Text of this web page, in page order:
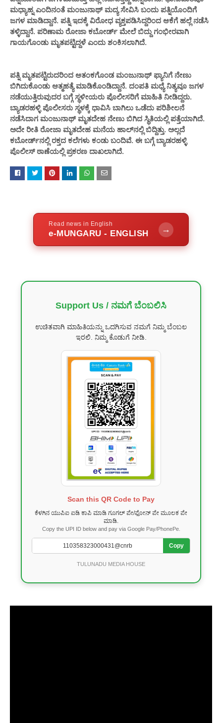
ಮಧ್ಯಾಹ್ನ ಎಂದಿನಂತೆ ಮಂಜುನಾಥ್ ಮದ್ಯ ಸೇವಿಸಿ ಬಂದು ಪತ್ನಿಯೊಂದಿಗೆ
ಜಗಳ ಮಾಡಿದ್ದಾನೆ. ಪತ್ನಿ ಇದಕ್ಕೆ ವಿರೋಧ ವ್ಯಕ್ತಪಡಿಸಿದ್ದರಿಂದ ಆಕೆಗೆ ಹಲ್ಲೆ ನಡೆಸಿ
ತಳ್ಳಿದ್ದಾನೆ‌. ಪರಿಣಾಮ ರೋಜಾ ಕಬೋರ್ಡ್ ಮೇಲೆ ಬಿದ್ದು ಗಂಭೀರವಾಗಿ
ಗಾಯಗೊಂಡು ಮೃತಪಟ್ಟಿದ್ದಳೆ ಎಂದು ಶಂಕಿಸಲಾಗಿದೆ.
ಪತ್ನಿ ಮೃತಪಟ್ಟಿರುದರಿಂದ ಆತಂಕಗೊಂಡ ಮಂಜುನಾಥ್ ಫ್ಯಾನಿಗೆ ನೇಣು
ಬಿಗಿದುಕೊಂಡು ಆತ್ಮಹತ್ಯೆ ಮಾಡಿಕೊಂಡಿದ್ದಾನೆ. ದಂಪತಿ ಮಧ್ಯೆ ನಿತ್ಯವೂ ಜಗಳ
ನಡೆಯುತ್ತಿರುವುದರ ಬಗ್ಗೆ ಸ್ಥಳೀಯರು ಪೊಲೀಸರಿಗೆ ಮಾಹಿತಿ ನೀಡಿದ್ದರು.
ಬ್ಯಾಡರಹಳ್ಳಿ ಪೊಲೀಸರು ಸ್ಥಳಕ್ಕೆ ಧಾವಿಸಿ ಬಾಗಿಲು ಒಡೆದು ಪರಿಶೀಲನೆ
ನಡೆಸಿದಾಗ ಮಂಜುನಾಥ್ ಮೃತದೇಹ ನೇಣು ಬಿಗಿದ ಸ್ಥಿತಿಯಲ್ಲಿ ಪತ್ತೆಯಾಗಿದೆ.
ಅದೇ ರೀತಿ ರೋಜಾ ಮೃತದೇಹ ಮನೆಯ ಹಾಲ್‌ನಲ್ಲಿ ಬಿದ್ದಿತ್ತು. ಅಲ್ಲದೆ
ಕಬೋರ್ಡ್‌ನಲ್ಲಿ ರಕ್ತದ ಕಲೆಗಳು ಕಂಡು ಬಂದಿವೆ. ಈ ಬಗ್ಗೆ ಬ್ಯಾಡರಹಳ್ಳಿ
ಪೊಲೀಸ್ ಠಾಣೆಯಲ್ಲಿ ಪ್ರಕರಣ ದಾಖಲಾಗಿದೆ.
Read news in English
e-MUNGARU - ENGLISH →
Support Us / ನಮಗೆ ಬೆಂಬಲಿಸಿ
ಉಚಿತವಾಗಿ ಮಾಹಿತಿಯನ್ನು ಒದಗಿಸುವ ನಮಗೆ ನಿಮ್ಮ ಬೆಂಬಲ
ಇರಲಿ. ನಿಮ್ಮ ಕೊಡುಗೆ ನೀಡಿ.
Scan this QR Code to Pay
ಕೆಳಗಿನ ಯುಪಿಐ ಐಡಿ ಕಾಪಿ ಮಾಡಿ ಗೂಗಲ್ ಪೇ/ಫೋನ್ ಪೇ ಮೂಲಕ ಪೇ
ಮಾಡಿ.
Copy the UPI ID below and pay via Google Pay/PhonePe.
Copy
TULUNADU MEDIA HOUSE